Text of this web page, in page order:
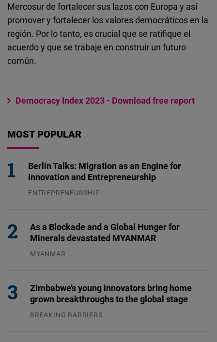
Mercosur de fortalecer sus lazos con Europa y así
promover y fortalecer los valores democráticos en la
región. Por lo tanto, es crucial que se ratifique el
acuerdo y que se trabaje en construir un futuro
común.
Democracy Index 2023 - Download free report
MOST POPULAR
Berlin Talks: Migration as an Engine for
Innovation and Entrepreneurship
ENTREPRENEURSHIP
As a Blockade and a Global Hunger for
Minerals devastated MYANMAR
MYANMAR
Zimbabwe’s young innovators bring home
grown breakthroughs to the global stage
BREAKING BARRIERS